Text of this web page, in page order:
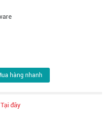
hàng nhanh
Tại đây